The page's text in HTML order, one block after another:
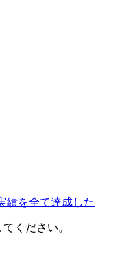
績を全て達成した
ください。